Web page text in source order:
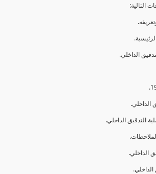
التالية: